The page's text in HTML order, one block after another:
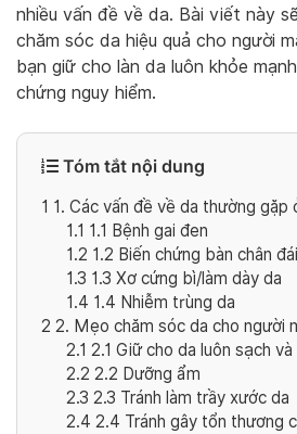
nhiều vấn đề về da. Bài viết này
chăm sóc da hiệu quả cho người
bạn giữ cho làn da luôn khỏe
chứng nguy hiểm.
Tóm tắt nội dung
1 1. Các vấn đề về da thường gặp
1.1 1.1 Bệnh gai đen
1.2 1.2 Biến chứng bàn chân
1.3 1.3 Xơ cứng bì/làm dày da
1.4 1.4 Nhiễm trùng da
2 2. Mẹo chăm sóc da cho người
2.1 2.1 Giữ cho da luôn sạch và
2.2 2.2 Dưỡng ẩm
2.3 2.3 Tránh làm trầy xước da
2.4 2.4 Tránh gây tổn thương